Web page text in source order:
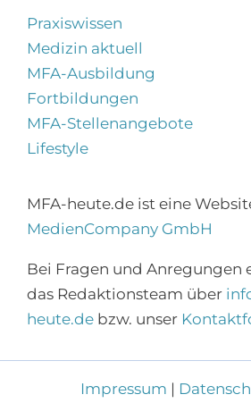
Praxiswissen
Medizin aktuell
MFA-Ausbildung
Fortbildungen
MFA-Stellenangebote
Lifestyle
MFA-heute.de ist eine
MedienCompany GmbH
Bei Fragen und Anregungen
das Redaktionsteam über
heute.debzw. unser
Impressum |